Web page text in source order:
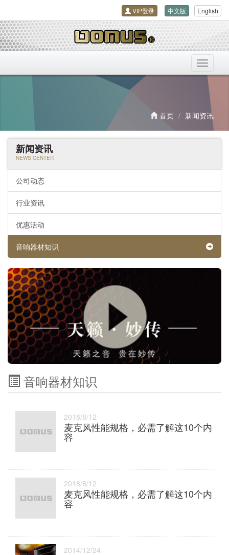
VIP登录 中文版 English
导
航
开
首页
新闻资讯
新闻资讯
NEWS CENTER
公司动态
行业资讯
优惠活动
音响器材知识
音响器材知识
2018/8/12
麦克风性能规格，必需了解这10个内
容
2018/8/12
麦克风性能规格，必需了解这10个内
容
2014/12/24